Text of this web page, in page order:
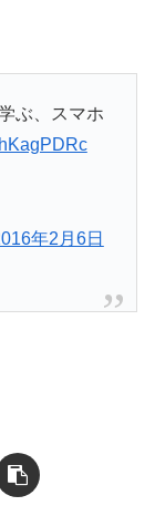
ぶ、スマホ
年2月6日